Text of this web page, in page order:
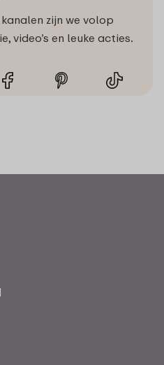
zijn we volop
video’s en leuke acties.